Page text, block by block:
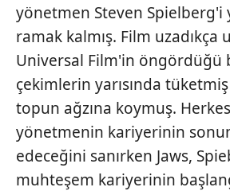
yönetmen Steven Spielberg'i
ramak kalmış. Film uzadıkça
Universal Film'in öngördüğü
çekimlerin yarısında
topun ağzına koymuş.
yönetmenin kariyerinin
edeceğini sanırken Jaws,
muhteşem kariyerinin